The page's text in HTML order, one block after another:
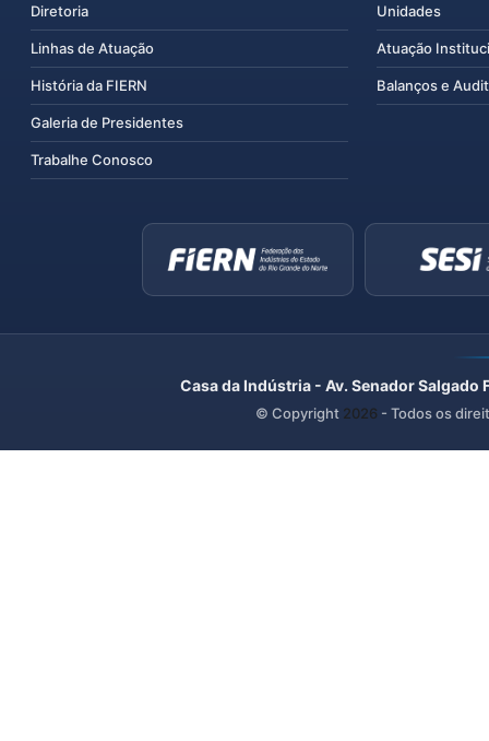
Diretoria
Linhas de Atuação
História da FIERN
Galeria de Presidentes
Trabalhe Conosco
Unidades
Atuação
Balanços e
Casa da Indústria - Av. Senador
© Copyright 2026 - Todos os